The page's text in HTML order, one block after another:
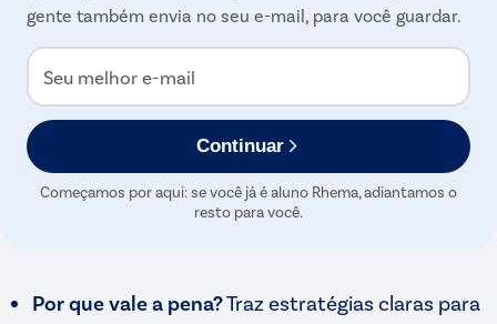
gente também envia no seu e-mail, para você guardar.
Seu melhor e-mail
Continuar
Começamos por aqui: se você já é aluno Rhema, adiantamos o
resto para você.
Por que vale a pena?Traz estratégias claras para